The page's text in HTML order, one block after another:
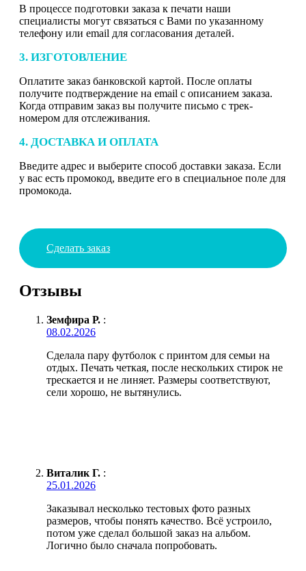
В процессе подготовки заказа к печати наши
специалисты могут связаться с Вами по указанному
телефону или email для согласования деталей.
3. ИЗГОТОВЛЕНИЕ
Оплатите заказ банковской картой. После оплаты
получите подтверждение на email с описанием заказа.
Когда отправим заказ вы получите письмо с трек-
номером для отслеживания.
4. ДОСТАВКА И ОПЛАТА
Введите адрес и выберите способ доставки заказа. Если
у вас есть промокод, введите его в специальное поле для
промокода.
Сделать заказ
Отзывы
Земфира Р. :
08.02.2026
Сделала пару футболок с принтом для семьи на
отдых. Печать четкая, после нескольких стирок не
трескается и не линяет. Размеры соответствуют,
сели хорошо, не вытянулись.
Виталик Г. :
25.01.2026
Заказывал несколько тестовых фото разных
размеров, чтобы понять качество. Всё устроило,
потом уже сделал большой заказ на альбом.
Логично было сначала попробовать.